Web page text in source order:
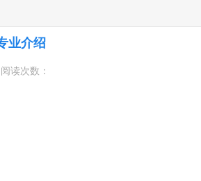
业介绍
阅读次数：